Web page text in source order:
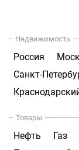
Недвижимость
Россия
Санкт-
Товары
Нефть Газ